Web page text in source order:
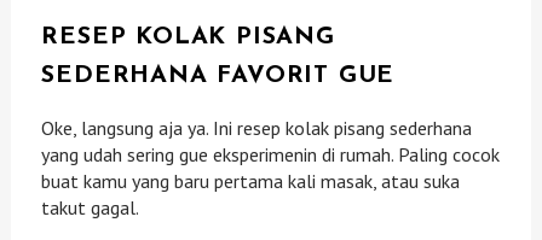
RESEP KOLAK PISANG
SEDERHANA FAVORIT GUE
Oke, langsung aja ya. Ini resep kolak pisang sederhana
yang udah sering gue eksperimenin di rumah. Paling cocok
buat kamu yang baru pertama kali masak, atau suka
takut gagal.